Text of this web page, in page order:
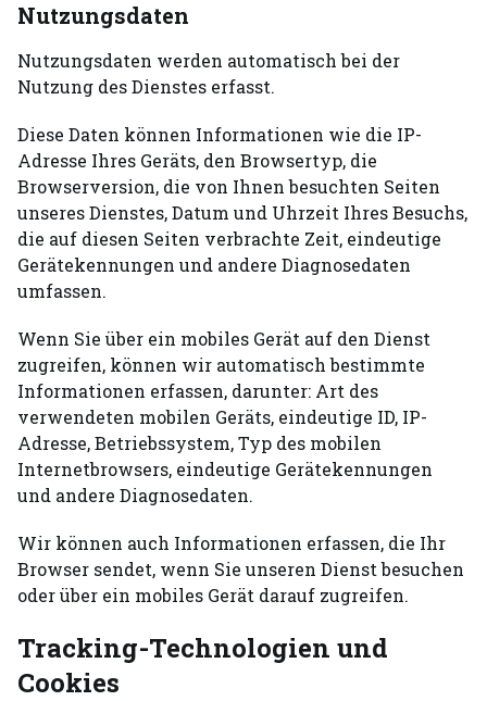
Nutzungsdaten
Nutzungsdaten werden automatisch bei der
Nutzung des Dienstes erfasst.
Diese Daten können Informationen wie die IP-
Adresse Ihres Geräts, den Browsertyp, die
Browserversion, die von Ihnen besuchten Seiten
unseres Dienstes, Datum und Uhrzeit Ihres Besuchs,
die auf diesen Seiten verbrachte Zeit, eindeutige
Gerätekennungen und andere Diagnosedaten
umfassen.
Wenn Sie über ein mobiles Gerät auf den Dienst
zugreifen, können wir automatisch bestimmte
Informationen erfassen, darunter: Art des
verwendeten mobilen Geräts, eindeutige ID, IP-
Adresse, Betriebssystem, Typ des mobilen
Internetbrowsers, eindeutige Gerätekennungen
und andere Diagnosedaten.
Wir können auch Informationen erfassen, die Ihr
Browser sendet, wenn Sie unseren Dienst besuchen
oder über ein mobiles Gerät darauf zugreifen.
Tracking-Technologien und
Cookies